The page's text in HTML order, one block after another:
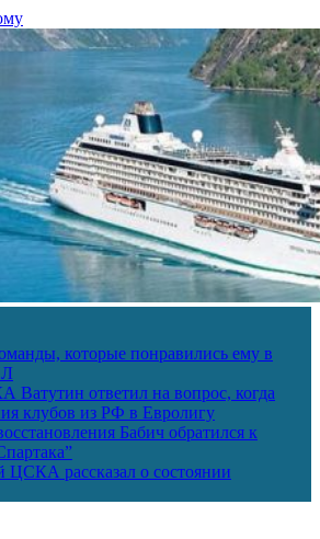
которые понравились ему в
Ватутин ответил на вопрос, когда
клубов из РФ в Евролигу
Бабич обратился к
ЦСКА рассказал о состоянии